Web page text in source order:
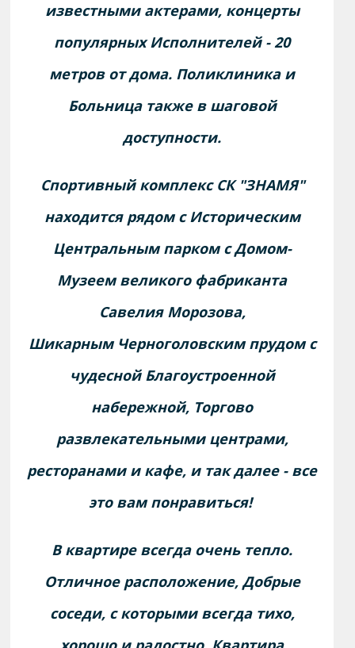
известными актерами, концерты
популярных Исполнителей - 20
метров от дома. Поликлиника и
Больница также в шаговой
доступности.
Спортивный комплекс СК "ЗНАМЯ"
находится рядом с Историческим
Центральным парком с Домом-
Музеем великого фабриканта
Савелия Морозова,
Шикарным Черноголовским прудом с
чудесной Благоустроенной
набережной, Торгово
развлекательными центрами,
ресторанами и кафе, и так далее - все
это вам понравиться!
В квартире всегда очень тепло.
Отличное расположение, Добрые
соседи, с которыми всегда тихо,